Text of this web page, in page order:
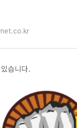
습니다.